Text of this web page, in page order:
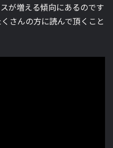
が増える傾向にあるのです
さんの方に読んで頂くこと